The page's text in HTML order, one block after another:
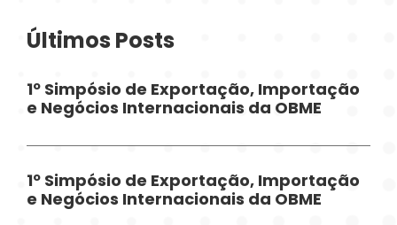
Últimos Posts
1º Simpósio de Exportação, Importação
e Negócios Internacionais da OBME
1º Simpósio de Exportação, Importação
e Negócios Internacionais da OBME